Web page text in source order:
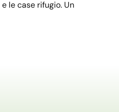
le case rifugio. Un